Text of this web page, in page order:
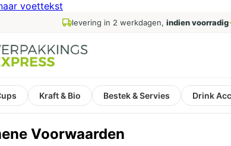
voettekst
levering in 2 werkdagen, indien voorradig
Kraft & Bio Bestek & Servies Drink
Voorwaarden